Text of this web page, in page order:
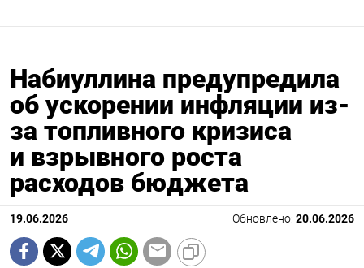
Набиуллина предупредила
об ускорении инфляции из-
за топливного кризиса
и взрывного роста
расходов бюджета
19.06.2026 Обновлено: 20.06.2026